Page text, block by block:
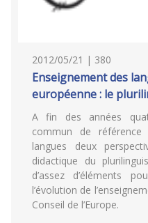
2012/05/21 | 380
Enseignement des
européenne : le
A fin des années
commun de référence
langues deux
didactique du
d’assez d’éléments
l’évolution de
Conseil de l’Europe.